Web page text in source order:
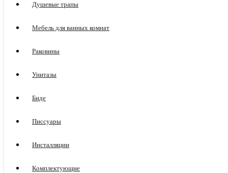
Душевые трапы
Мебель для ванных комнат
Раковины
Унитазы
Биде
Писсуары
Инсталляции
Комплектующие